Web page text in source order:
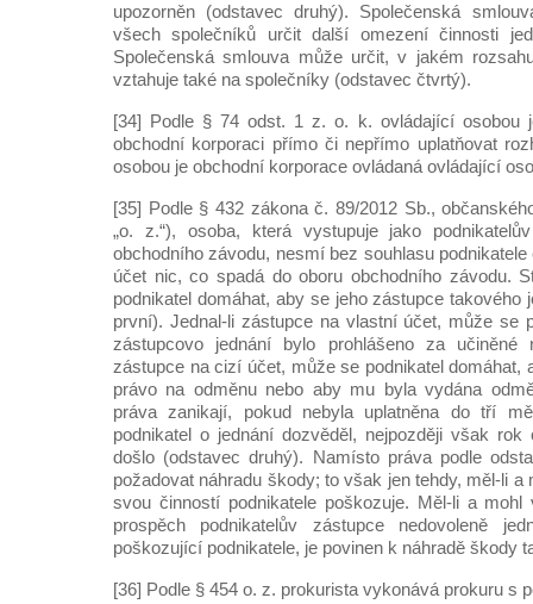
upozorněn (odstavec druhý). Společenská
všech společníků určit další omezení činnosti
Společenská smlouva může určit, v jakém
vztahuje také na společníky (odstavec čtvrtý).
[34] Podle § 74 odst. 1 z. o. k. ovládající osobou
obchodní korporaci přímo či nepřímo uplatňovat
osobou je obchodní korporace ovládaná ovládající
[35] Podle § 432 zákona č. 89/2012 Sb.,
„o. z.“), osoba, která vystupuje jako
obchodního závodu, nesmí bez souhlasu
účet nic, co spadá do oboru obchodního závodu.
podnikatel domáhat, aby se jeho zástupce takového
první). Jednal-li zástupce na vlastní účet, může se
zástupcovo jednání bylo prohlášeno za učiněné
zástupce na cizí účet, může se podnikatel domáhat,
právo na odměnu nebo aby mu byla vydána
práva zanikají, pokud nebyla uplatněna do tří
podnikatel o jednání dozvěděl, nejpozději však
došlo (odstavec druhý). Namísto práva podle
požadovat náhradu škody; to však jen tehdy, měl-li a
svou činností podnikatele poškozuje. Měl-li a
prospěch podnikatelův zástupce nedovoleně
poškozující podnikatele, je povinen k náhradě škody
[36] Podle § 454 o. z. prokurista vykonává prokuru s